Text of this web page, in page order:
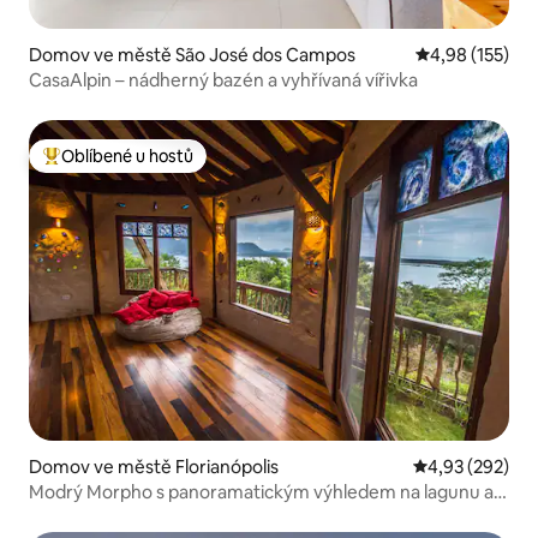
Domov ve městě São José dos Campos Průměrné
4,98 (155)
CasaAlpin – nádherný bazén a vyhřívaná vířivka
Nejlepší v kategorii Oblíbené u hostů
Oblíbené u hostů
Domov ve městě Florianópolis Průměrné
4,93 (292)
Modrý Morpho s panoramatickým výhledem na lagunu a